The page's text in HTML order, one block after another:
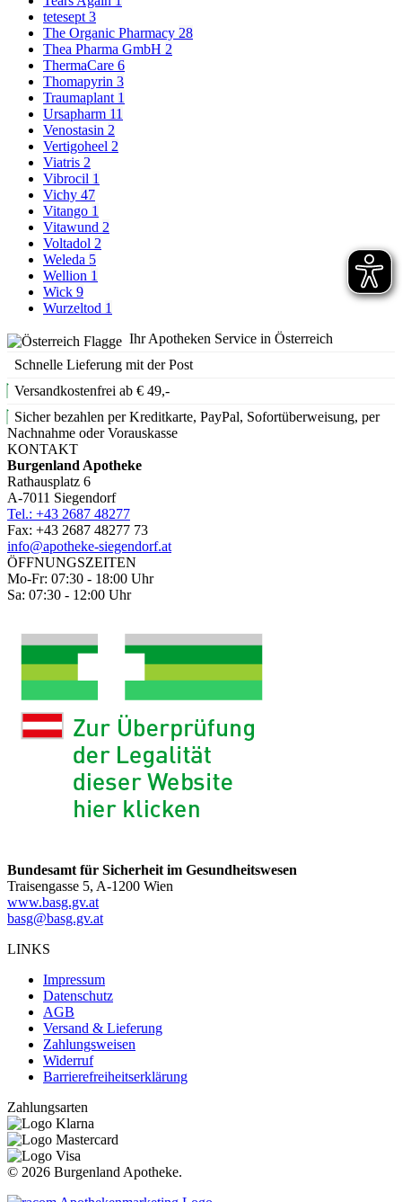
tetesept 3
The Organic Pharmacy 28
Thea Pharma GmbH 2
ThermaCare 6
Thomapyrin 3
Traumaplant 1
Ursapharm 11
Venostasin 2
Vertigoheel 2
Viatris 2
Vibrocil 1
Vichy 47
Vitango 1
Vitawund 2
Voltadol 2
Weleda 5
Wellion 1
Wick 9
Wurzeltod 1
Ihr Apotheken Service in Österreich
Schnelle Lieferung mit der Post
Versandkostenfrei ab € 49,-
Sicher bezahlen per Kreditkarte, PayPal, Sofortüberweisung, per
Nachnahme oder Vorauskasse
KONTAKT
Burgenland Apotheke
Rathausplatz 6
A-7011 Siegendorf
Tel.: +43 2687 48277
Fax: +43 2687 48277 73
info@apotheke-siegendorf.at
ÖFFNUNGSZEITEN
Mo-Fr: 07:30 - 18:00 Uhr
Sa: 07:30 - 12:00 Uhr
Bundesamt für Sicherheit im Gesundheitswesen
Traisengasse 5, A-1200 Wien
www.basg.gv.at
basg@basg.gv.at
LINKS
Impressum
Datenschutz
AGB
Versand & Lieferung
Zahlungsweisen
Widerruf
Barrierefreiheitserklärung
Zahlungsarten
© 2026 Burgenland Apotheke.